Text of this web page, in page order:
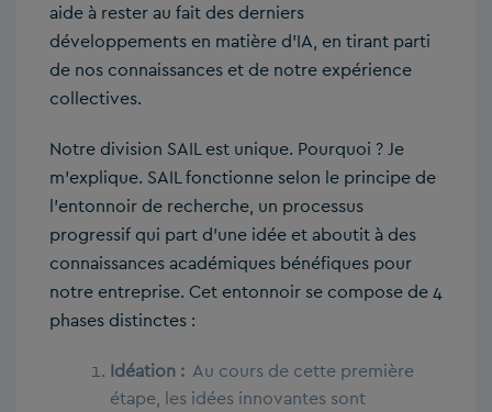
aide à rester au fait des derniers
développements en matière d’IA, en tirant parti
de nos connaissances et de notre expérience
collectives.
Notre division SAIL est unique. Pourquoi ? Je
m’explique. SAIL fonctionne selon le principe de
l’entonnoir de recherche, un processus
progressif qui part d’une idée et aboutit à des
connaissances académiques bénéfiques pour
notre entreprise. Cet entonnoir se compose de 4
phases distinctes :
Idéation : Au cours de cette première
étape, les idées innovantes sont